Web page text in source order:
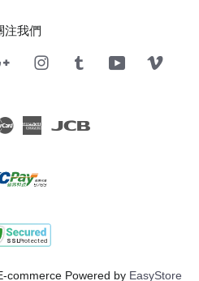
注我們
Google InstagramTumblr YouTube
Master American
commerce Powered by EasyStore